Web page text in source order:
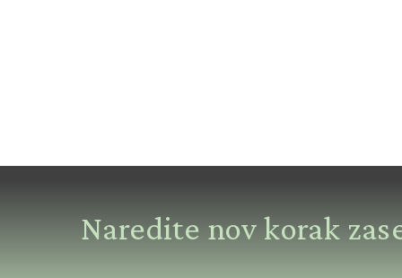
Naredite nov korak